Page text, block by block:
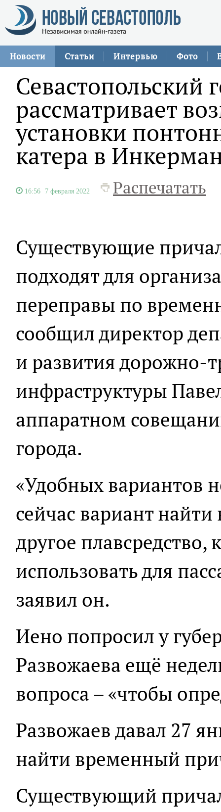
Новости Статьи Интервью Фото
Севастопольский
рассматривает
установки
катера в
16:56 7 февраля 2022 Распечатать
Существующие
подходят для
переправы по
сообщил директор
и развития дорожно-
инфраструктуры
аппаратном
города.
«Удобных вариантов
сейчас вариант
другое
использовать для
заявил он.
Иено попросил у
Развожаева ещё
вопроса – «чтобы
Развожаев давал 27
найти временный
Существующий